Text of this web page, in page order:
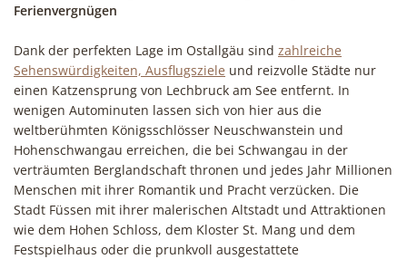
Ferienvergnügen
Dank der perfekten Lage im Ostallgäu sind zahlreiche
Sehenswürdigkeiten, Ausflugsziele und reizvolle Städte nur
einen Katzensprung von Lechbruck am See entfernt. In
wenigen Autominuten lassen sich von hier aus die
weltberühmten Königsschlösser Neuschwanstein und
Hohenschwangau erreichen, die bei Schwangau in der
verträumten Berglandschaft thronen und jedes Jahr Millionen
Menschen mit ihrer Romantik und Pracht verzücken. Die
Stadt Füssen mit ihrer malerischen Altstadt und Attraktionen
wie dem Hohen Schloss, dem Kloster St. Mang und dem
Festspielhaus oder die prunkvoll ausgestattete